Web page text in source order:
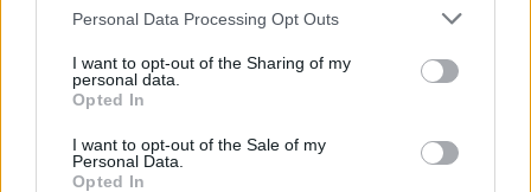
Personal Data Processing Opt Outs
I want to opt-out of the Sharing of my
personal data.
Opted In
I want to opt-out of the Sale of my
Personal Data.
Opted In
MALPENSA
appaltatore disertano l’incontro con i
sindacati